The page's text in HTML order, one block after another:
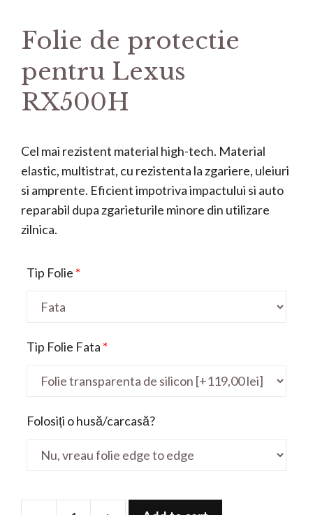
Folie de protectie
pentru Lexus
RX500H
Cel mai rezistent material high-tech. Material
elastic, multistrat, cu rezistenta la zgariere, uleiuri
si amprente. Eficient impotriva impactului si auto
reparabil dupa zgarieturile minore din utilizare
zilnica.
Tip Folie *
Tip Folie Fata *
Folosiți o husă/carcasă?